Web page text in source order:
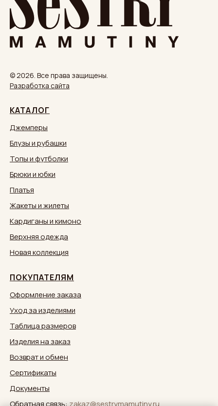
© 2026. Все права защищены.
Разработка сайта
КАТАЛОГ
Джемперы
Блузы и рубашки
Топы и футболки
Брюки и юбки
Платья
Жакеты и жилеты
Кардиганы и кимоно
Верхняя одежда
Новая коллекция
ПОКУПАТЕЛЯМ
Оформление заказа
Уход за изделиями
Таблица размеров
Изделия на заказ
Возврат и обмен
Сертификаты
Документы
Обратная связь: zakaz@sestrymamutiny.ru